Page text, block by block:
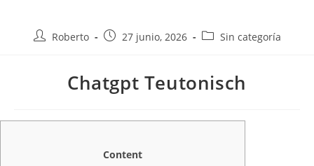
Autor
entrada:
Roberto
Entrada27 junio, 2026
Categoría
entrada:
Sin categoría
Chatgpt Teutonisch
Content